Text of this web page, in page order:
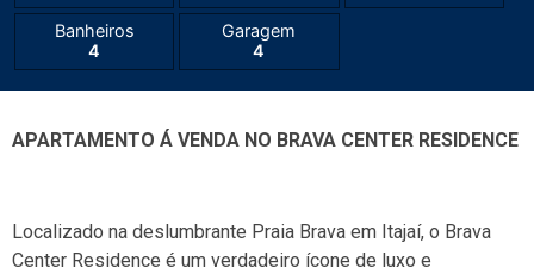
Banheiros
4
Garagem
4
APARTAMENTO Á VENDA NO BRAVA CENTER RESIDENCE
Localizado na deslumbrante Praia Brava em Itajaí, o Brava
Center Residence é um verdadeiro ícone de luxo e